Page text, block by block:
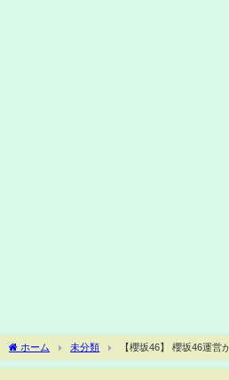
ホーム 未分類
【櫻坂46】 櫻坂46運営が4期生に関する匂わせを繰り出し、
ファンがその謎めいた展開に大興奮して推測が飛